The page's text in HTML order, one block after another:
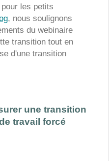
les petits
, nous soulignons
du webinaire
transition tout en
d'une transition
une transition
travail forcé